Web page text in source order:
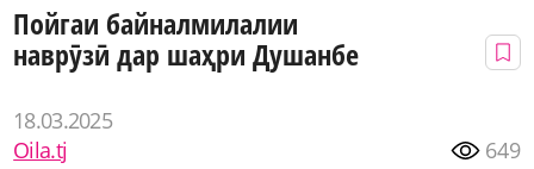
Пойгаи байналмилалии
наврӯзӣ дар шаҳри Душанбе
18.03.2025
Oila.tj
649